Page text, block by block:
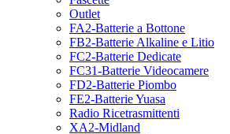
Outlet
FA2-Batterie a Bottone
FB2-Batterie Alkaline e Litio
FC2-Batterie Dedicate
FC31-Batterie Videocamere
FD2-Batterie Piombo
FE2-Batterie Yuasa
Radio Ricetrasmittenti
XA2-Midland